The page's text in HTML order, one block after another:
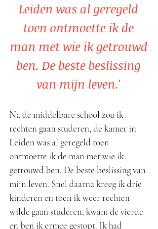
Leiden was al geregeld
toen ontmoette ik de
man met wie ik getrouwd
ben. De beste beslissing
van mijn leven.'
Na de middelbare school zou ik
rechten gaan studeren, de kamer in
Leiden was al geregeld toen
ontmoette ik de man met wie ik
getrouwd ben. De beste beslissing van
mijn leven. Snel daarna kreeg ik drie
kinderen en toen ik weer rechten
wilde gaan studeren, kwam de vierde
en ben ik ermee gestopt. Ik had